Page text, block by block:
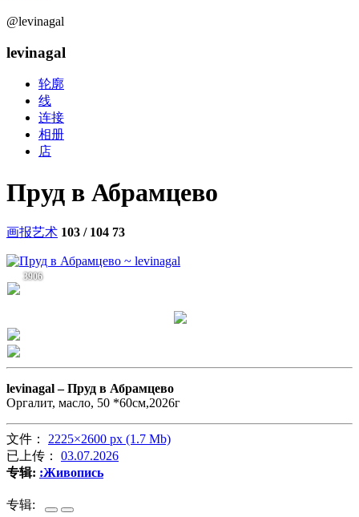
@levinagal
levinagal
轮廓
线
连接
相册
店
Пруд в Абрамцево
画报艺术 103 / 104 73
3906
levinagal –Пруд в Абрамцево
Оргалит, масло, 50 *60см,2026г
文件： 2225×2600 px (1.7 Mb)
已上传： 03.07.2026
专辑: :Живопись
专辑: